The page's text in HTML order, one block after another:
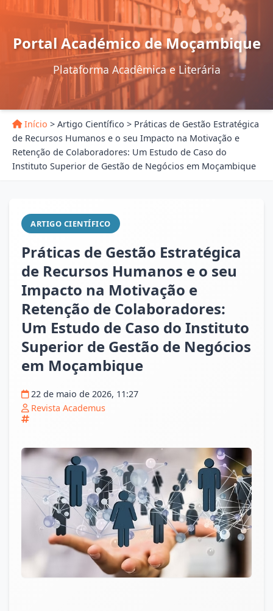
Portal Académico de Moçambique
Plataforma Acadêmica e Literária
Início > Artigo Científico > Práticas de Gestão Estratégica
de Recursos Humanos e o seu Impacto na Motivação e
Retenção de Colaboradores: Um Estudo de Caso do
Instituto Superior de Gestão de Negócios em Moçambique
ARTIGO CIENTÍFICO
Práticas de Gestão Estratégica
de Recursos Humanos e o seu
Impacto na Motivação e
Retenção de Colaboradores:
Um Estudo de Caso do Instituto
Superior de Gestão de Negócios
em Moçambique
22 de maio de 2026, 11:27
Revista Academus